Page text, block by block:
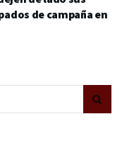
de campaña en